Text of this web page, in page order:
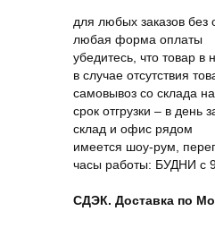
для любых заказов без
любая форма оплаты
убедитесь, что товар
в случае отсутствия
самовывоз со склада
срок отгрузки – в день
склад и офис рядом
имеется шоу-рум,
часы работы: БУДНИ с
СДЭК. Доставка по